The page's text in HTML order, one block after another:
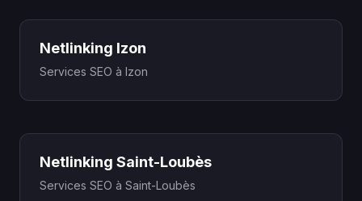
Netlinking Izon
Services SEO à Izon
Netlinking Saint-Loubès
Services SEO à Saint-Loubès